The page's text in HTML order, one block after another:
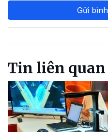
Gửi
Tin liên quan